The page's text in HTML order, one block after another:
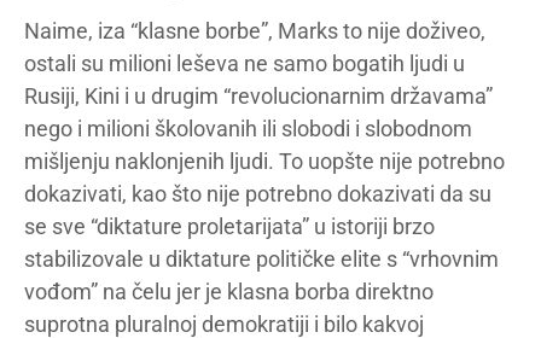
Naime, iza “klasne borbe”, Marks to nije doživeo,
ostali su milioni leševa ne samo bogatih ljudi u
Rusiji, Kini i u drugim “revolucionarnim državama”
nego i milioni školovanih ili slobodi i slobodnom
mišljenju naklonjenih ljudi. To uopšte nije potrebno
dokazivati, kao što nije potrebno dokazivati da su
se sve “diktature proletarijata” u istoriji brzo
stabilizovale u diktature političke elite s “vrhovnim
vođom” na čelu jer je klasna borba direktno
suprotna pluralnoj demokratiji i bilo kakvoj